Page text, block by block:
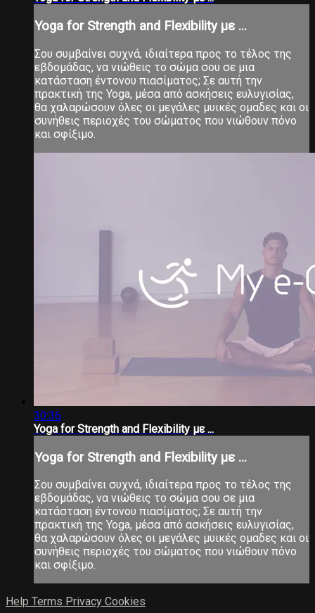
Yoga for Strength and Flexibility με ...
Σου συμβαίνει συχνά, ιδιαίτερα προς το τέλος της
εβδομάδας, να νιώθεις το σώμα σου σε μια
κατάσταση έντονου πιασίματος; Σε αυτή την
πρακτική της Yoga, μέσα από ασκήσεις ευλυγισίας,
θα χαλαρώσουν όλες οι μεγάλες μυικές ομαδες και οι
συνήθεις περιοχές του σώματος που νιώθουν πόνο
και σφίξιμο.
30:36
Yoga for Strength and Flexibility με ...
Yoga for Strength and Flexibility με ...
Σου συμβαίνει συχνά, ιδιαίτερα προς το τέλος της
εβδομάδας, να νιώθεις το σώμα σου σε μια
κατάσταση έντονου πιασίματος; Σε αυτή την
πρακτική της Yoga, μέσα από ασκήσεις ευλυγισίας,
θα χαλαρώσουν όλες οι μεγάλες μυικές ομαδες και οι
συνήθεις περιοχές του σώματος που νιώθουν πόνο
και σφίξιμο.
Help Terms Privacy Cookies